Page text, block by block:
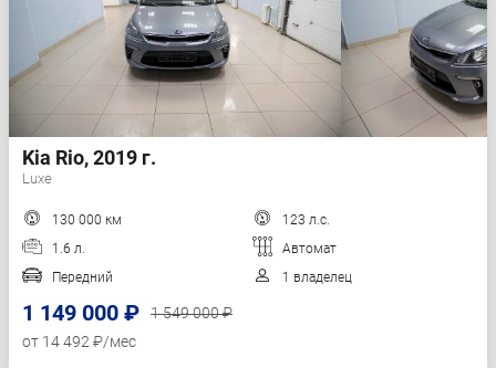
Kia Rio, 2019 г.
Luxe
130 000 км
123 л.с.
1.6 л.
Автомат
Передний
1 владелец
1 149 000 ₽
1 549 000 ₽
от 14 492 ₽/мес